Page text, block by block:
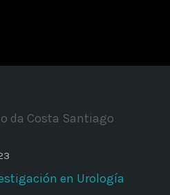
Time
da Costa Santiago
en Urología